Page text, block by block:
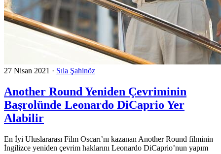
27 Nisan 2021 · Sıla Şahinöz
Another Round Yeniden Çevriminin
Başrolünde Leonardo DiCaprio Yer
Alabilir
En İyi Uluslararası Film Oscarı’nı kazanan Another Round filminin
İngilizce yeniden çevrim haklarını Leonardo DiCaprio’nun yapım